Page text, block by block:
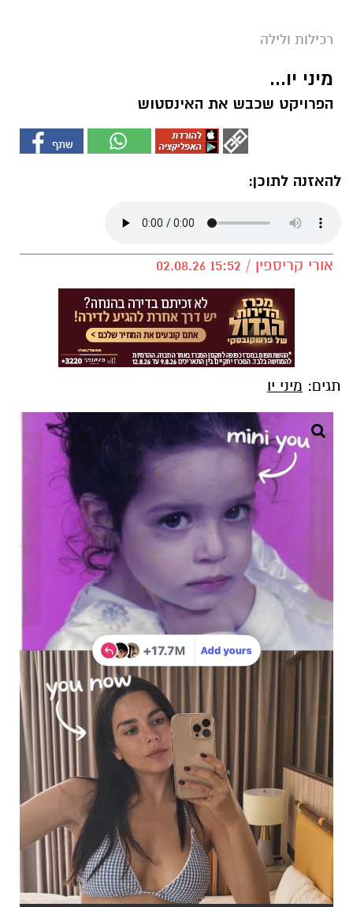
רכילות ולילה
מיני יו...
הפרויקט שכבש את האינסטוש
להאזנה לתוכן:
אורי קריספין / 15:52 02.08.26
תגים: מיני יו